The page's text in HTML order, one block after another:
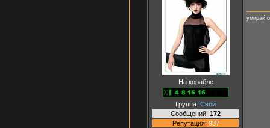
На корабле
Группа: Свои
Сообщений: 172
Репутация: 937
умирай